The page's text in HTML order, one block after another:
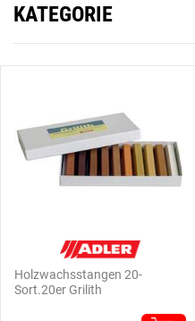
KATEGORIE
Holzwachsstangen 20-
Sort.20er Grilith